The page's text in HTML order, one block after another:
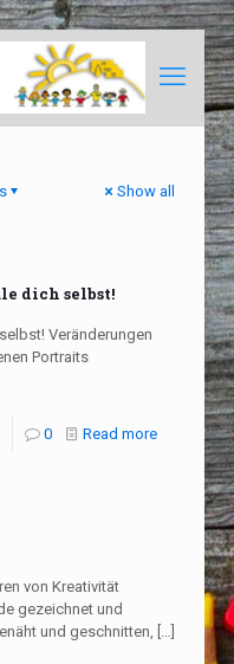
Show all
dich selbst!
Veränderungen
Portraits
0 Read more
von Kreativität
gezeichnet und
und geschnitten, […]